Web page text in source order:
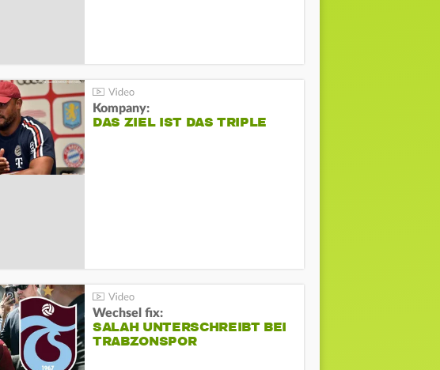
Kompany:
DAS ZIEL IST DAS TRIPLE
Wechsel fix:
SALAH UNTERSCHREIBT BEI
TRABZONSPOR